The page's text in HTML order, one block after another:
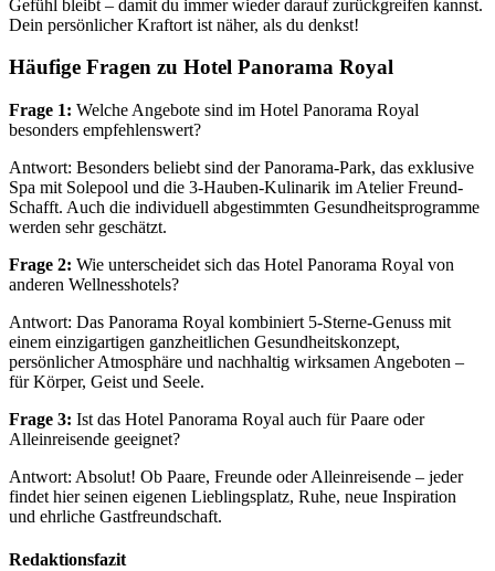
Gefühl bleibt – damit du immer wieder darauf zurückgreifen kannst.
Dein persönlicher Kraftort ist näher, als du denkst!
Häufige Fragen zu Hotel Panorama Royal
Frage 1: Welche Angebote sind im Hotel Panorama Royal
besonders empfehlenswert?
Antwort: Besonders beliebt sind der Panorama-Park, das exklusive
Spa mit Solepool und die 3-Hauben-Kulinarik im Atelier Freund-
Schafft. Auch die individuell abgestimmten Gesundheitsprogramme
werden sehr geschätzt.
Frage 2: Wie unterscheidet sich das Hotel Panorama Royal von
anderen Wellnesshotels?
Antwort: Das Panorama Royal kombiniert 5-Sterne-Genuss mit
einem einzigartigen ganzheitlichen Gesundheitskonzept,
persönlicher Atmosphäre und nachhaltig wirksamen Angeboten –
für Körper, Geist und Seele.
Frage 3: Ist das Hotel Panorama Royal auch für Paare oder
Alleinreisende geeignet?
Antwort: Absolut! Ob Paare, Freunde oder Alleinreisende – jeder
findet hier seinen eigenen Lieblingsplatz, Ruhe, neue Inspiration
und ehrliche Gastfreundschaft.
Redaktionsfazit